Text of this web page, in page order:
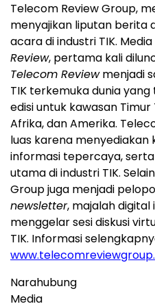
Telecom Review Group,
menyajikan liputan berita
acara di industri TIK.
Review, pertama kali
Telecom Reviewmenjadi
TIK terkemuka dunia
edisi untuk kawasan Timur
Afrika, dan Amerika.
luas karena menyediakan
informasi tepercaya,
utama di industri TIK.
Group juga menjadi
newsletter, majalah
menggelar sesi diskusi
TIK. Informasi
Narahubung
Media